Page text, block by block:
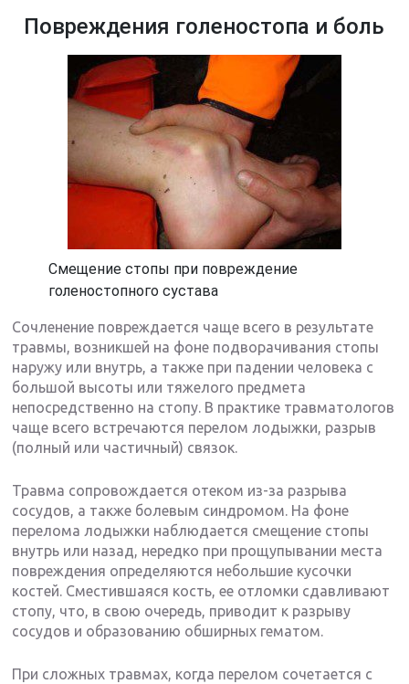
Повреждения голеностопа и боль
Смещение стопы при повреждение
голеностопного сустава
Сочленение повреждается чаще всего в результате
травмы, возникшей на фоне подворачивания стопы
наружу или внутрь, а также при падении человека с
большой высоты или тяжелого предмета
непосредственно на стопу. В практике травматологов
чаще всего встречаются перелом лодыжки, разрыв
(полный или частичный) связок.
Травма сопровождается отеком из-за разрыва
сосудов, а также болевым синдромом. На фоне
перелома лодыжки наблюдается смещение стопы
внутрь или назад, нередко при прощупывании места
повреждения определяются небольшие кусочки
костей. Сместившаяся кость, ее отломки сдавливают
стопу, что, в свою очередь, приводит к разрыву
сосудов и образованию обширных гематом.
При сложных травмах, когда перелом сочетается с